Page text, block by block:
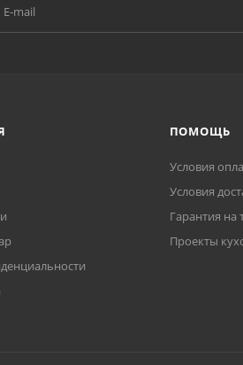
ПОМОЩЬ
Условия
Условия
Гарантия на
Проекты